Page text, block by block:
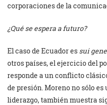
corporaciones de la
¿Qué se espera a futuro?
El caso de Ecuador es sui
otros países, el ejercicio del
responde a un conflicto
de presión. Moreno no sólo
liderazgo, también muestra